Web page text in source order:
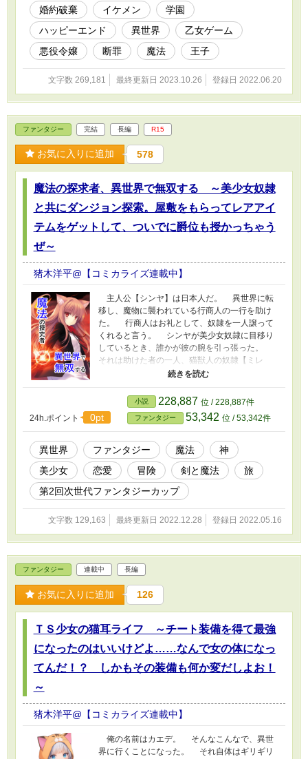
夢で見た十年後のバッドエンドを回避するた
め、七歳の彼女は動き出すのであった。
婚約破棄 イケメン
学園
ハッピーエンド
異世界
乙女ゲーム
悪役令嬢
断罪 魔法 王子
文字数 269,181 最終更新日 2023.10.26 登録日 2022.06.20
ファンタジー 完結 長編 R15
お気に入りに追加 578
魔法の探求者、異世界で無双する ～美少女奴隷
と共にダンジョン探索。屋敷をもらってレアアイ
テムをゲットして、ついでに爵位も授かっちゃう
ぜ～
猪木洋平@【コミカライズ連載中】
主人公【シンヤ】は日本人だ。 異世界に転
移し、魔物に襲われている行商人の一行を助け
た。 行商人はお礼として、奴隷を一人譲って
くれると言う。 シンヤが美少女奴隷に目移り
しているとき、誰かが彼の腕を引っ張った。
それは助けた者の一人、猫獣人の奴隷【ミレ
ア】だった。 「ん？ どうしたんだ？」
「……」 シンヤの問いかけに対して、彼女は
熱っぽい視線を向けるだけだ。 「えっと……。
君が俺の仲間になりたいのか？」 シンヤはそ
う尋ねた。 すると、コクッと力強くうなず
く。 「そうなのか……。でも、どうして俺なん
だ？」 「赤猫族の女……。命の恩人には、絶対
服従スル……」 「へ？」 シンヤは思わず聞き
返す。 だが、彼が思考を整理している間に、
ミレアが距離を詰めてきて……。 彼女の口唇
が、シンヤの頬に触れた。 「え！？」 突然の
ことに驚くシンヤ。 その隙をついて、今度は
彼の首筋に舌を這わせる。 「ちょっ……！ 何
してんだよ！！」 慌てて飛び退くシンヤ。
と子どもをつくろウ？」 「いやいやいやい
や！」 「ダメ……？」 「いや、そういう問題じ
ゃなくてさ……。命の恩人というだけで、そこ
までしなくてもいいぞ？」 「ソレだけじゃな
ル……。あたしも魔力持ちだからワカル……」
「まあ、確かにそうだけどな」 「きっと役に立
うと、ミレアは再び顔を近づけてくる。 「お
いやいや！！」 迫ってくる猫娘を押しとどめ
ようとするシンヤ。 だが、ミレアの力は強
24h.ポイント 0pt
小説 228,887 位 / 228,887件
ファンタジー 53,342 位 / 53,342件
異世界 ファンタジー 魔法
神
美少女
恋愛 冒険 剣と魔法
旅
第2回次世代ファンタジーカップ
文字数 129,163 最終更新日 2022.12.28 登録日 2022.05.16
ファンタジー 連載中 長編
お気に入りに追加 126
ＴＳ少女の猫耳ライフ ～チート装備を得て最強
になったのはいいけどよ……なんで女の体になっ
てんだ！？ しかもその装備も何か変だしよお！
～
猪木洋平@【コミカライズ連載中】
俺の名前はカエデ。 そんなこんなで、異世
界に行くことになった。 それ自体はギリギリ